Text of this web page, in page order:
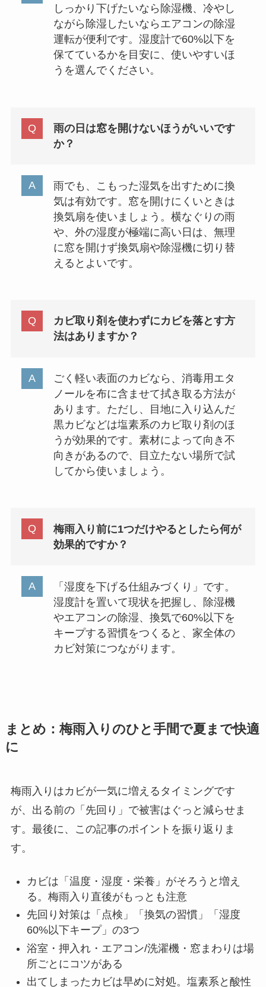
しっかり下げたいなら除湿機、冷やし
ながら除湿したいならエアコンの除湿
運転が便利です。湿度計で60%以下を
保てているかを目安に、使いやすいほ
うを選んでください。
雨の日は窓を開けないほうがいいです
か？
雨でも、こもった湿気を出すために換
気は有効です。窓を開けにくいときは
換気扇を使いましょう。横なぐりの雨
や、外の湿度が極端に高い日は、無理
に窓を開けず換気扇や除湿機に切り替
えるとよいです。
カビ取り剤を使わずにカビを落とす方
法はありますか？
ごく軽い表面のカビなら、消毒用エタ
ノールを布に含ませて拭き取る方法が
あります。ただし、目地に入り込んだ
黒カビなどは塩素系のカビ取り剤のほ
うが効果的です。素材によって向き不
向きがあるので、目立たない場所で試
してから使いましょう。
梅雨入り前に1つだけやるとしたら何が
効果的ですか？
「湿度を下げる仕組みづくり」です。
湿度計を置いて現状を把握し、除湿機
やエアコンの除湿、換気で60%以下を
キープする習慣をつくると、家全体の
カビ対策につながります。
まとめ：梅雨入りのひと手間で夏まで快適
に
梅雨入りはカビが一気に増えるタイミングです
が、出る前の「先回り」で被害はぐっと減らせま
す。最後に、この記事のポイントを振り返りま
す。
カビは「温度・湿度・栄養」がそろうと増え
る。梅雨入り直後がもっとも注意
先回り対策は「点検」「換気の習慣」「湿度
60%以下キープ」の3つ
浴室・押入れ・エアコン/洗濯機・窓まわりは場
所ごとにコツがある
出てしまったカビは早めに対処。塩素系と酸性